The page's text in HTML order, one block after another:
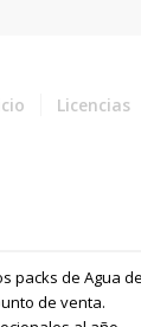
Licencias
packs de Agua
de venta.